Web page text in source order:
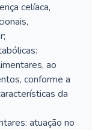
celíaca,
ao
conforme a
da
atuação no